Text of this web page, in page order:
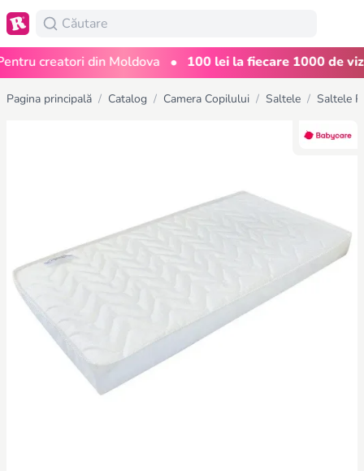
creatori din Moldova • 100 lei la fiecare 1000 de
Pagina principală / Catalog / Camera Copilului / Saltele / Saltele